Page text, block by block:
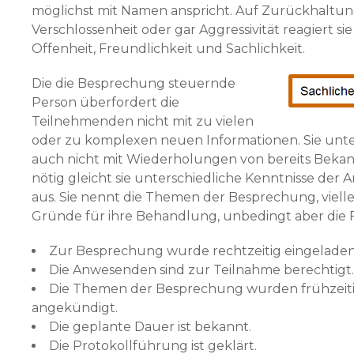
möglichst mit Namen anspricht. Auf
Verschlossenheit oder gar Aggressivität reagiert
Offenheit, Freund­lichkeit und Sachlichkeit.
Die die Besprechung steuernde
Person überfordert die
Teilnehmenden nicht mit zu vielen
oder zu komplexen neuen Informationen. Sie
auch nicht mit Wiederholungen von bereits
nötig gleicht sie unterschiedliche Kenntnisse der
aus. Sie nennt die Themen der Besprechung,
Gründe für ihre Behandlung, unbedingt aber die
Zur Besprechung wurde rechtzeitig
Die Anwesenden sind zur Teilnahme berechtigt.
Die Themen der Besprechung wurden
angekündigt.
Die geplante Dauer ist bekannt.
Die Protokollführung ist geklärt.